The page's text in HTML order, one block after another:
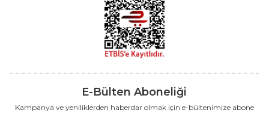
E-Bülten Aboneliği
Kampanya ve yeniliklerden haberdar olmak için e-bültenimize abone